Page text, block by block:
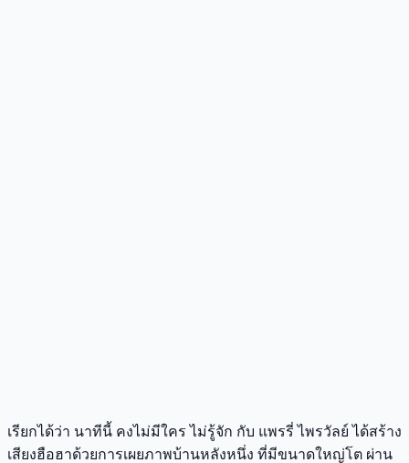
เรียกได้ว่า นาทีนี้ คงไม่มีใคร ไม่รู้จัก กับ แพรรี่ ไพรวัลย์ ได้สร้าง
เสียงฮือฮาด้วยการเผยภาพบ้านหลังหนึ่ง ที่มีขนาดใหญ่โต ผ่าน